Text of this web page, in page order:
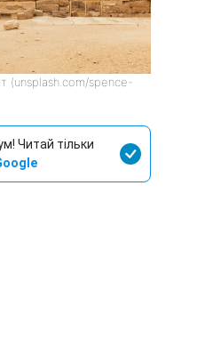
(unsplash.com/spence-
Читай тільки